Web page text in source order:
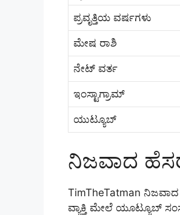
ಪ್ರವೃತ್ತಿಯ ವರ್ಷಗಳು
ಮೇಷ ರಾಶಿ
ನೇಟ್ ವರ್ತ
ಇಂಸ್ಟಾಗ್ರಾಮ್
ಯುಟ್ಯೂಬ್
ನಿಜವಾದ
TimTheTatman
ವ್ಯಾಕ್ತಿ ಮೇಲೆ ಯೂಟ್ಯೂಬ್